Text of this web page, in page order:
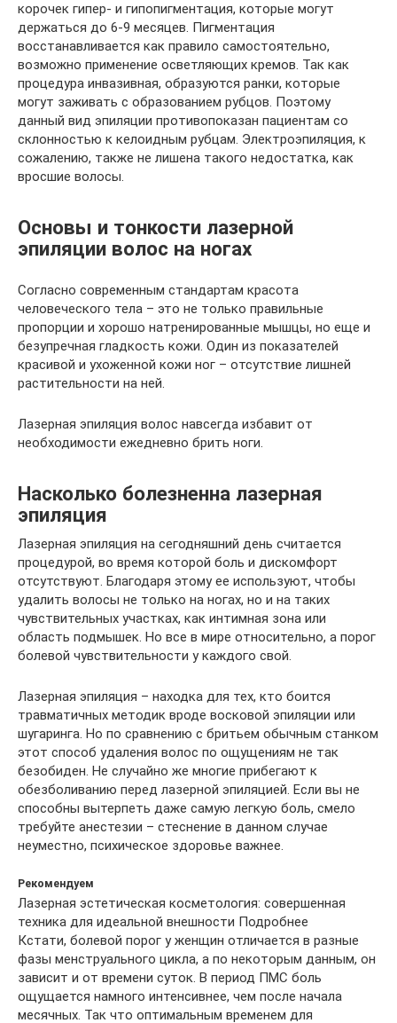
корочек гипер- и гипопигментация, которые могут
держаться до 6-9 месяцев. Пигментация
восстанавливается как правило самостоятельно,
возможно применение осветляющих кремов. Так как
процедура инвазивная, образуются ранки, которые
могут заживать с образованием рубцов. Поэтому
данный вид эпиляции противопоказан пациентам со
склонностью к келоидным рубцам. Электроэпиляция, к
сожалению, также не лишена такого недостатка, как
вросшие волосы.
Основы и тонкости лазерной
эпиляции волос на ногах
Согласно современным стандартам красота
человеческого тела – это не только правильные
пропорции и хорошо натренированные мышцы, но еще и
безупречная гладкость кожи. Один из показателей
красивой и ухоженной кожи ног – отсутствие лишней
растительности на ней.
Лазерная эпиляция волос навсегда избавит от
необходимости ежедневно брить ноги.
Насколько болезненна лазерная
эпиляция
Лазерная эпиляция на сегодняшний день считается
процедурой, во время которой боль и дискомфорт
отсутствуют. Благодаря этому ее используют, чтобы
удалить волосы не только на ногах, но и на таких
чувствительных участках, как интимная зона или
область подмышек. Но все в мире относительно, а порог
болевой чувствительности у каждого свой.
Лазерная эпиляция – находка для тех, кто боится
травматичных методик вроде восковой эпиляции или
шугаринга. Но по сравнению с бритьем обычным станком
этот способ удаления волос по ощущениям не так
безобиден. Не случайно же многие прибегают к
обезболиванию перед лазерной эпиляцией. Если вы не
способны вытерпеть даже самую легкую боль, смело
требуйте анестезии – стеснение в данном случае
неуместно, психическое здоровье важнее.
Рекомендуем
Лазерная эстетическая косметология: совершенная
техника для идеальной внешности Подробнее
Кстати, болевой порог у женщин отличается в разные
фазы менструального цикла, а по некоторым данным, он
зависит и от времени суток. В период ПМС боль
ощущается намного интенсивнее, чем после начала
месячных. Так что оптимальным временем для